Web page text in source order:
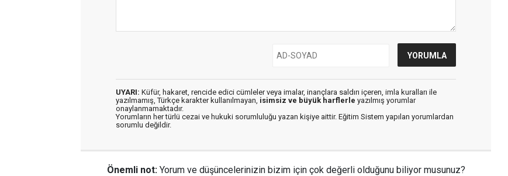
UYARI: Küfür, hakaret, rencide edici cümleler veya imalar, inançlara saldırı içeren, imla kuralları ile
yazılmamış, Türkçe karakter kullanılmayan, isimsiz ve büyük harflerle yazılmış yorumlar
onaylanmamaktadır.
Yorumların her türlü cezai ve hukuki sorumluluğu yazan kişiye aittir. Eğitim Sistem yapılan yorumlardan
sorumlu değildir.
Önemli not: Yorum ve düşüncelerinizin bizim için çok değerli olduğunu biliyor musunuz?